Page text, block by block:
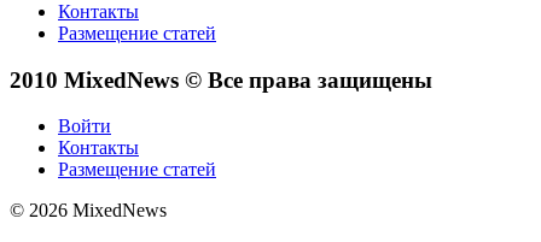
Контакты
Размещение статей
2010 MixedNews © Все права защищены
Войти
Контакты
Размещение статей
© 2026 MixedNews